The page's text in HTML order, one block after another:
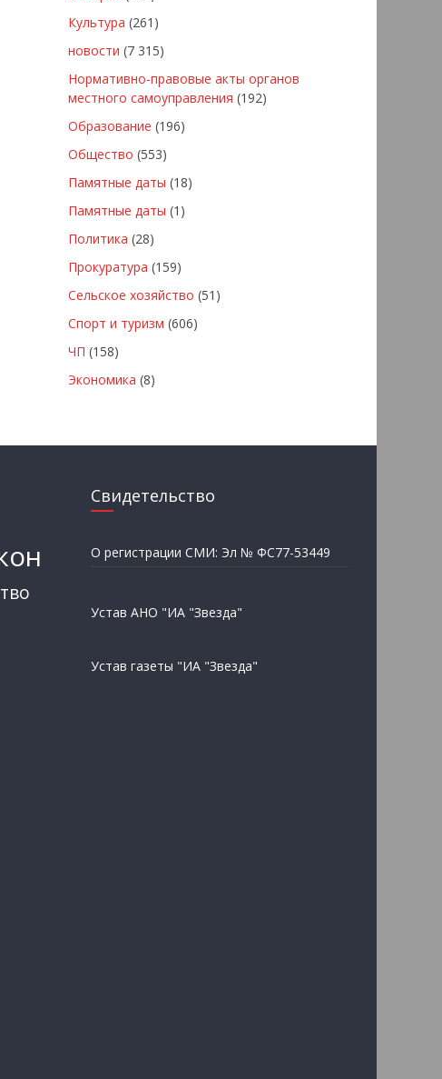
Культура (261)
новости (7 315)
Нормативно-правовые акты органов
местного самоуправления (192)
Образование (196)
Общество (553)
Памятные даты (18)
Памятные даты (1)
Политика (28)
Прокуратура (159)
Сельское хозяйство (51)
Спорт и туризм (606)
ЧП (158)
Экономика (8)
Свидетельство
О регистрации СМИ: Эл № ФС77-53449
Устав АНО "ИА "Звезда"
Устав газеты "ИА "Звезда"